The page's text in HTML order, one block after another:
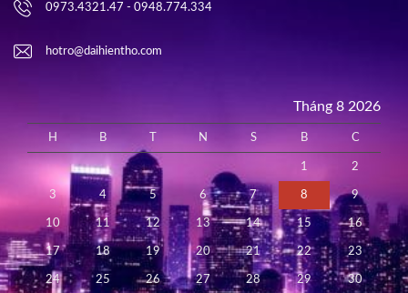
0973.4321.47 - 0948.774.334
hotro@daihientho.com
Tháng 8 2026
H B N S B C
1 2
3 4 5 6 7 8 9
10 11 12 13 14 15 16
17 18 19 20 21 22 23
24 25 26 27 28 29 30